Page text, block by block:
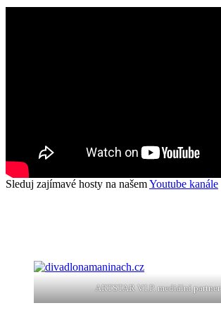
Sleduj zajímavé hosty na našemYoutube kanále
ARTSTAR V.I.P. mediální partner